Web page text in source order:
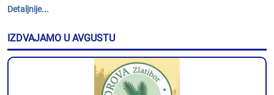
Detaljnije...
IZDVAJAMO U AVGUSTU